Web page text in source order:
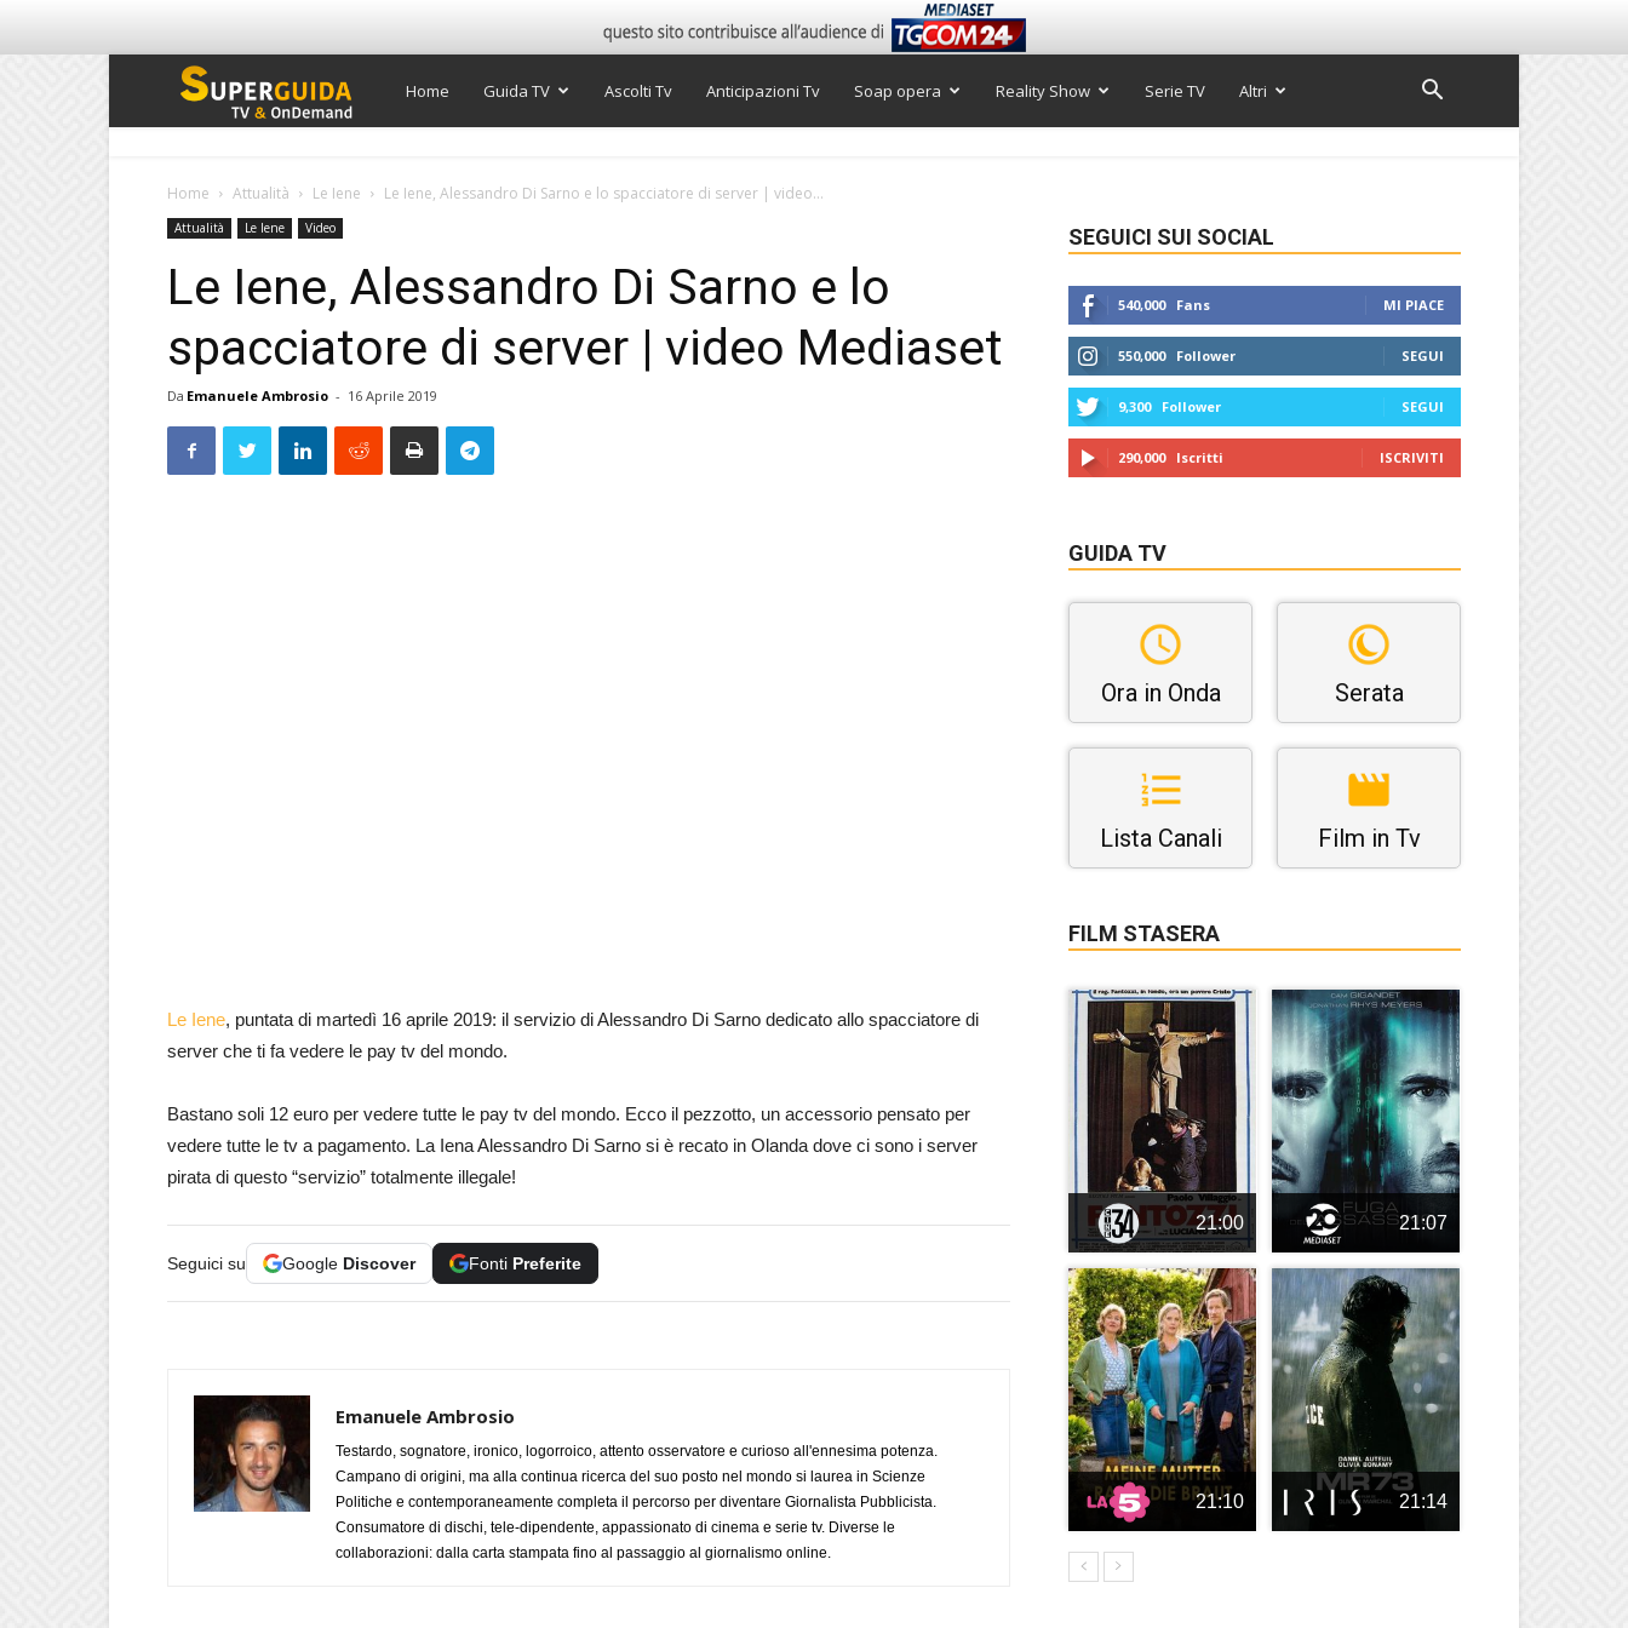
Super
Home Guida TV Ascolti Tv Anticipazioni Tv Soap opera Reality Show Serie TV Altri
Home Attualità Le Iene Le Iene, Alessandro Di Sarno e lo spacciatore di server | video...
Attualità Le Iene Video
Le Iene, Alessandro Di Sarno e lo
spacciatore di server | video Mediaset
Da Emanuele Ambrosio - 16 Aprile 2019
Le Iene, puntata di martedì 16 aprile 2019: il servizio di Alessandro Di Sarno dedicato allo spacciatore di
server che ti fa vedere le pay tv del mondo.
Bastano soli 12 euro per vedere tutte le pay tv del mondo. Ecco il pezzotto, un accessorio pensato per
vedere tutte le tv a pagamento. La Iena Alessandro Di Sarno si è recato in Olanda dove ci sono i server
pirata di questo “servizio” totalmente illegale!
Seguici su Google Discover Fonti Preferite
Emanuele Ambrosio
Testardo, sognatore, ironico, logorroico, attento osservatore e curioso all'ennesima potenza.
Campano di origini, ma alla continua ricerca del suo posto nel mondo si laurea in Scienze
Politiche e contemporaneamente completa il percorso per diventare Giornalista Pubblicista.
Consumatore di dischi, tele-dipendente, appassionato di cinema e serie tv. Diverse le
collaborazioni: dalla carta stampata fino al passaggio al giornalismo online.
SEGUICI SUI SOCIAL
540,000 Fans MI PIACE
550,000 Follower SEGUI
9,300 Follower SEGUI
290,000 Iscritti ISCRIVITI
GUIDA TV
Ora in Onda Serata
Lista Canali Film in Tv
FILM STASERA
21:00 21:07
21:10 21:14